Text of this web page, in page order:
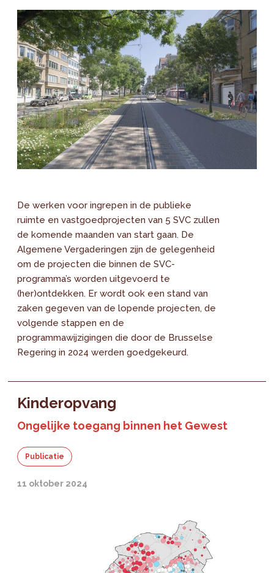
De werken voor ingrepen in de publieke
ruimte en vastgoedprojecten van 5 SVC zullen
de komende maanden van start gaan. De
Algemene Vergaderingen zijn de gelegenheid
om de projecten die binnen de SVC-
programma’s worden uitgevoerd te
(her)ontdekken. Er wordt ook een stand van
zaken gegeven van de lopende projecten, de
volgende stappen en de
programmawijzigingen die door de Brusselse
Regering in 2024 werden goedgekeurd.
Kinderopvang
Ongelijke toegang binnen het Gewest
Publicatie
11 oktober 2024